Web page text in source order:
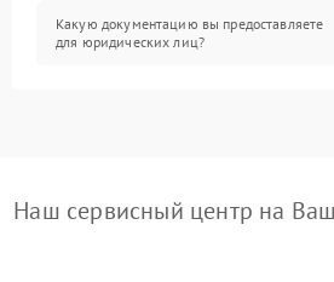
Какую документацию вы предоставляете
для юридических лиц?
Наш сервисный центр на